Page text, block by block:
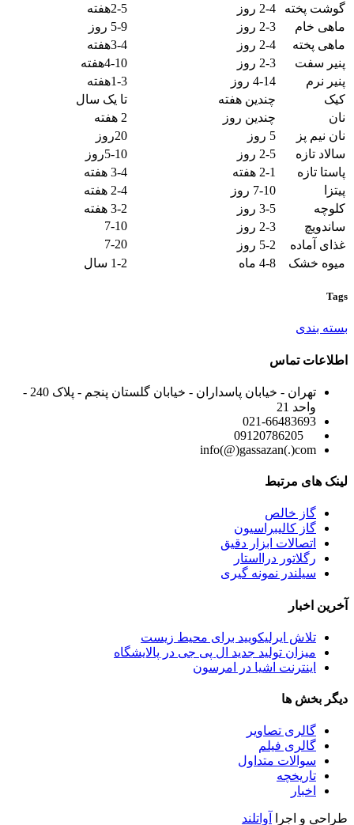
گوشت پخته
2-4 روز 2-5هفته
ماهی خام
2-3 روز 5-9 روز
ماهی پخته
2-4 روز 3-4هفته
پنیر سفت
2-3 روز 4-10هفته
پنیر نرم
4-14 روز 1-3هفته
کیک
چندین هفته
تا یک سال
نان
چندین روز 2 هفته
نان نیم پز
5 روز 20روز
سالاد تازه
2-5 روز 5-10روز
پاستا تازه
2-1 هفته 3-4 هفته
پیتزا
7-10 روز 2-4 هفته
کلوچه
3-5 روز 3-2 هفته
ساندویچ
2-3 روز
7-10
غذای آماده
5-2 روز
7-20
میوه خشک
4-8 ماه 1-2 سال
Tags
بسته بندی
اطلاعات تماس
تهران - خیابان پاسداران - خیابان گلستان پنجم - پلاک 240 -
واحد 21
021-66483693
info(@)gassazan(.)com
لینک های مرتبط
گاز خالص
گاز کالیبراسیون
اتصالات ابزار دقیق
رگلاتور درااستار
سیلندر نمونه گیری
آخرین اخبار
تلاش ایرلیکویید برای محیط زیست
میزان تولید جدید ال پی جی در پالایشگاه
اینترنت اشیا در امرسون
دیگر بخش ها
گالری تصاویر
گالری فیلم
سوالات متداول
تاریخچه
اخبار
طراحی و اجرا آواتلند